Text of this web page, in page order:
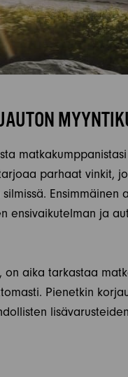
parhaat vinkit,
ensivaikutelman ja
on aika tarkastaa
Pienetkin